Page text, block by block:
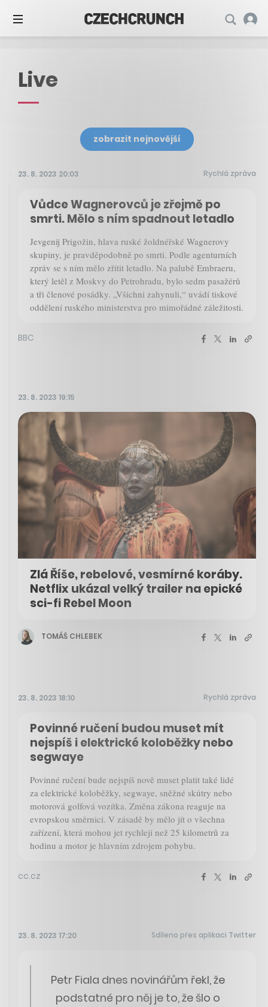
Live
zobrazit nejnovější
23. 8. 2023 20:03 Rychlá zpráva
Vůdce Wagnerovců je zřejmě po
smrti. Mělo s ním spadnout letadlo
Jevgenij Prigožin, hlava ruské žoldnéřské Wagnerovy
skupiny, je pravděpodobně po smrti. Podle agenturních
zpráv se s ním mělo zřítit letadlo. Na palubě Embraeru,
který letěl z Moskvy do Petrohradu, bylo sedm pasažérů
a tři členové posádky. „Všichni zahynuli,“ uvádí tiskové
oddělení ruského ministerstva pro mimořádné záležitosti.
BBC
23. 8. 2023 19:15
Zlá Říše, rebelové, vesmírné koráby.
Netflix ukázal velký trailer na epické
sci-fi Rebel Moon
TOMÁŠ CHLEBEK
23. 8. 2023 18:10 Rychlá zpráva
Povinné ručení budou muset mít
nejspíš i elektrické koloběžky nebo
segwaye
Povinné ručení bude nejspíš nově muset platit také lidé
za elektrické koloběžky, segwaye, sněžné skútry nebo
motorová golfová vozítka. Změna zákona reaguje na
evropskou směrnici. V zásadě by mělo jít o všechna
zařízení, která mohou jet rychleji než 25 kilometrů za
hodinu a motor je hlavním zdrojem pohybu.
cc.cz
23. 8. 2023 17:20 Sdíleno přes aplikaci Twitter
Petr Fiala dnes novinářům řekl, že
podstatné pro něj je to, že šlo o